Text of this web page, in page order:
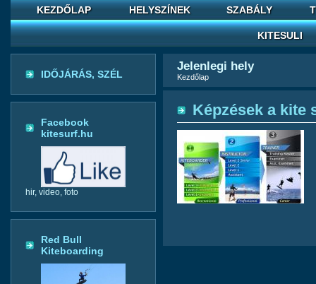
KEZDŐLAP HELYSZÍNEK SZABÁLY
KITESULI
IDŐJÁRÁS, SZÉL
Facebook
kitesurf.hu
hir, video, foto
Red Bull
Kiteboarding
Jelenlegi hely
Kezdőlap
Képzések a kite